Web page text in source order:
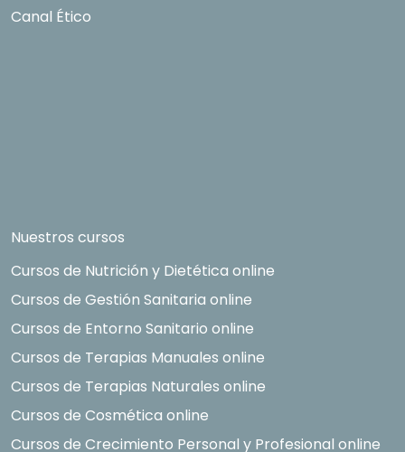
Canal Ético
Nuestros cursos
Cursos de Nutrición y Dietética online
Cursos de Gestión Sanitaria online
Cursos de Entorno Sanitario online
Cursos de Terapias Manuales online
Cursos de Terapias Naturales online
Cursos de Cosmética online
Cursos de Crecimiento Personal y Profesional online